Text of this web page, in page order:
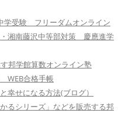
学受験 フリーダムオンライン
湘南藤沢中等部対策 慶應進学
邦学館算数オンライン塾
WEB合格手帳
幸せになる方法(ブログ）
るシリーズ」などを販売する邦